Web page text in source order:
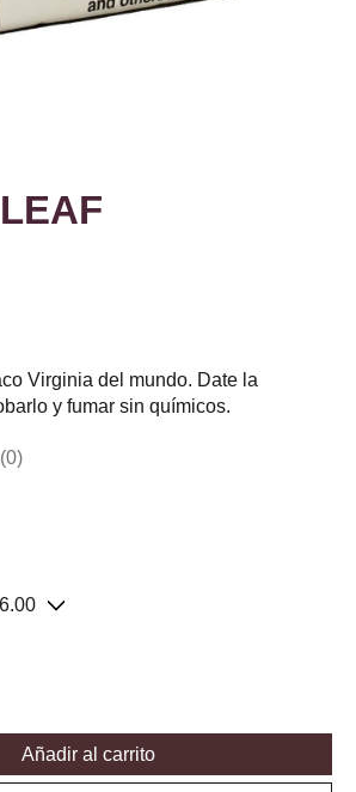
Virginia del mundo. Date la
y fumar sin químicos.
is
(0)
Añadir al carrito